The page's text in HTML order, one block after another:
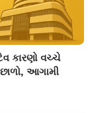
કારણો વચ્ચે
આગામી